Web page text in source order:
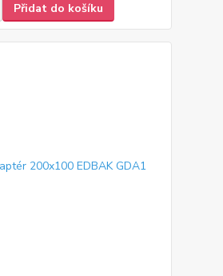
Přidat do košíku